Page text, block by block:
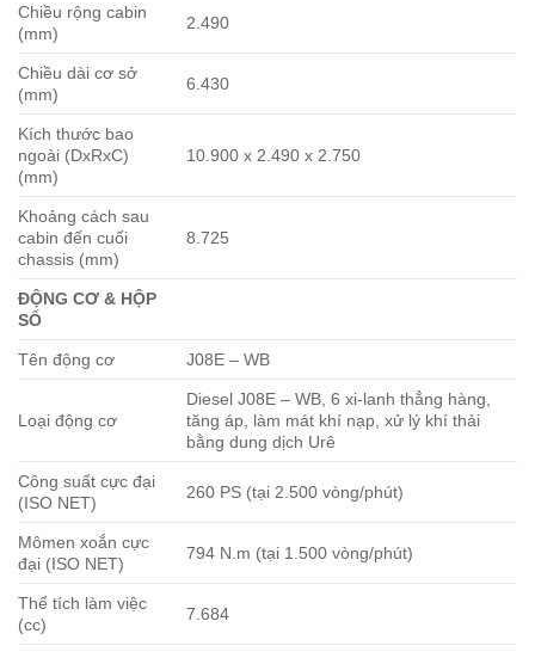
Chiều rộng cabin
(mm)
2.490
Chiều dài cơ sở
(mm)
6.430
Kích thước bao
ngoài (DxRxC)
(mm)
10.900 x 2.490 x 2.750
Khoảng cách sau
cabin đến cuối
chassis (mm)
8.725
ĐỘNG CƠ & HỘP
SỐ
Tên động cơ J08E – WB
Loại động cơ
Diesel J08E – WB, 6 xi-lanh thẳng hàng,
tăng áp, làm mát khí nạp, xử lý khí thải
bằng dung dịch Urê
Công suất cực đại
(ISO NET)
260 PS (tại 2.500 vòng/phút)
Mômen xoắn cực
đại (ISO NET)
794 N.m (tại 1.500 vòng/phút)
Thể tích làm việc
(cc)
7.684